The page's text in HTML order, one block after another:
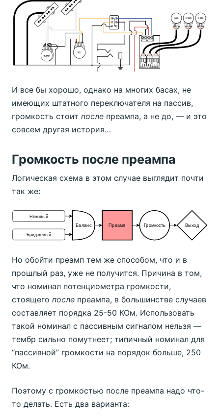
И все бы хорошо, однако на многих басах, не
имеющих штатного переключателя на пассив,
громкость стоит после преампа, а не до, — и это
совсем другая история…
Громкость после преампа
Логическая схема в этом случае выглядит почти
так же:
Но обойти преамп тем же способом, что и в
прошлый раз, уже не получится. Причина в том,
что номинал потенциометра громкости,
стоящего после преампа, в большинстве случаев
составляет порядка 25-50 КОм. Использовать
такой номинал с пассивным сигналом нельзя —
тембр сильно помутнеет; типичный номинал для
“пассивной” громкости на порядок больше, 250
КОм.
Поэтому с громкостью после преампа надо что-
то делать. Есть два варианта: